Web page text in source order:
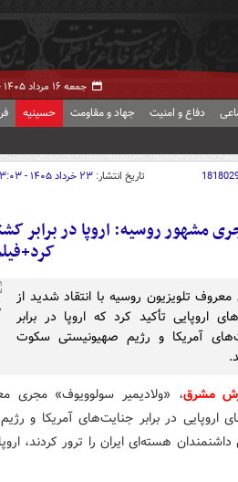
جمعه ۱۶ مرداد ۱۴۰۵ -
دفاع و امنیت جهاد و مقاومت حسینیه
تاریخ انتشار: ۲۳ خرداد ۱۴۰۵ - ۱۳:۰۳
تلویزیون روسیه با انتقاد شدید از
اروپایی تأکید کرد که اروپا در برابر
آمریکا و رژیم صهیونیستی سکوت
مشرق، «ولادیمیر سولوویوف» مجری
اروپایی در برابر جنایت‌های آمریکا و
داشنمندان هسته‌ای ایران را ترور کردند،